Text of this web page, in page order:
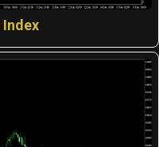
Index